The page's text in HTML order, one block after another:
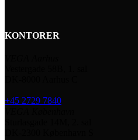
KONTORER
+45 2729 7840